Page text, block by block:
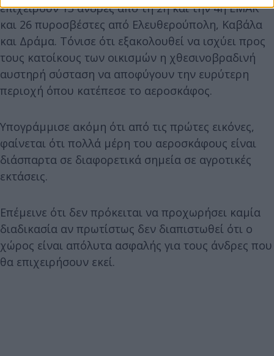
επιχειρούν 13 άνδρες από τη 2η και την 4η ΕΜΑΚ
και 26 πυροσβέστες από Ελευθερούπολη, Καβάλα
και Δράμα. Τόνισε ότι εξακολουθεί να ισχύει προς
τους κατοίκους των οικισμών η χθεσινοβραδινή
αυστηρή σύσταση να αποφύγουν την ευρύτερη
περιοχή όπου κατέπεσε το αεροσκάφος.
Υπογράμμισε ακόμη ότι από τις πρώτες εικόνες,
φαίνεται ότι πολλά μέρη του αεροσκάφους είναι
διάσπαρτα σε διαφορετικά σημεία σε αγροτικές
εκτάσεις.
Επέμεινε ότι δεν πρόκειται να προχωρήσει καμία
διαδικασία αν πρωτίστως δεν διαπιστωθεί ότι ο
χώρος είναι απόλυτα ασφαλής για τους άνδρες που
θα επιχειρήσουν εκεί.